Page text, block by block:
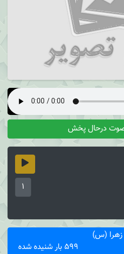
صوت درحال پخش
1
زهرا (س)
599 بار شنیده شده